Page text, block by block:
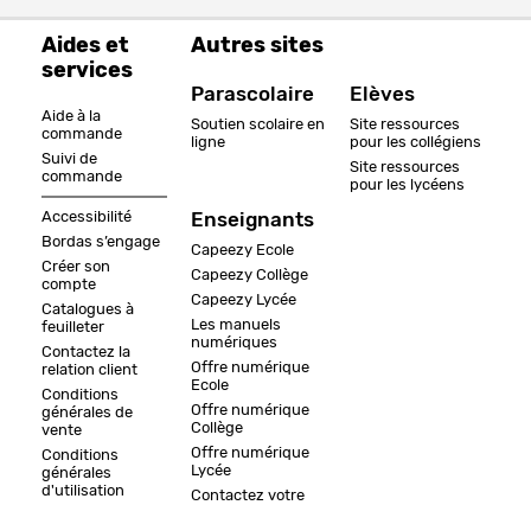
Aides et
services
Aide à la
commande
Suivi de
commande
Accessibilité
Bordas s’engage
Créer son
compte
Catalogues à
feuilleter
Contactez la
relation client
Conditions
générales de
vente
Conditions
générales
d'utilisation
Autres sites
Parascolaire
Soutien scolaire en
ligne
Enseignants
Capeezy Ecole
Capeezy Collège
Capeezy Lycée
Les manuels
numériques
Offre numérique
Ecole
Offre numérique
Collège
Offre numérique
Lycée
Contactez votre
Elèves
Site ressources
pour les collégiens
Site ressources
pour les lycéens